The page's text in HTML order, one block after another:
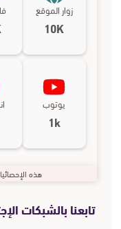
زوار الموقع
10K
يوتوب
1k
هذه
تابعنا بالشبكات